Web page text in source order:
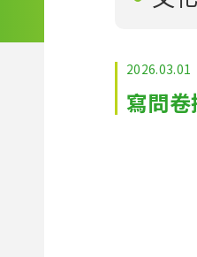
2026.03.01
寫問